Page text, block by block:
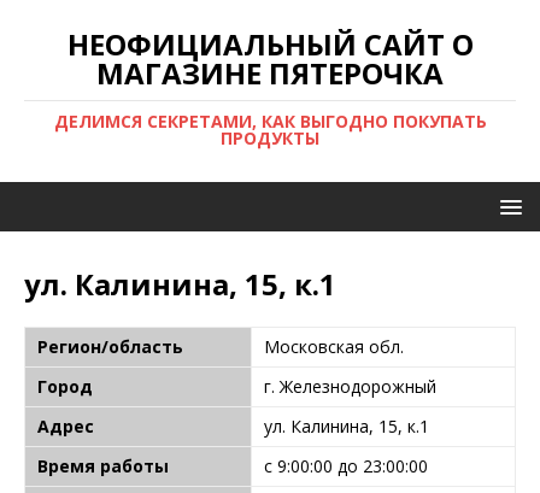
НЕОФИЦИАЛЬНЫЙ САЙТ О
МАГАЗИНЕ ПЯТЕРОЧКА
ДЕЛИМСЯ СЕКРЕТАМИ, КАК ВЫГОДНО ПОКУПАТЬ
ПРОДУКТЫ
ул. Калинина, 15, к.1
Регион/область
Московская обл.
Город
г. Железнодорожный
Адрес
ул. Калинина, 15, к.1
Время работы
с 9:00:00 до 23:00:00